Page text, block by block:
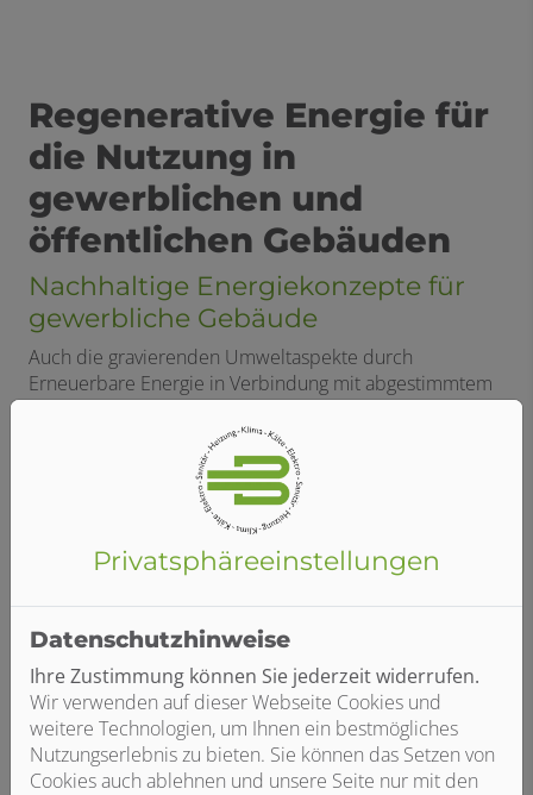
Regenerative Energie für
die Nutzung in
gewerblichen und
öffentlichen Gebäuden
Nachhaltige Energiekonzepte für
gewerbliche Gebäude
Auch die gravierenden Umweltaspekte durch
Erneuerbare Energie in Verbindung mit abgestimmtem
ausschlaggebend sein, um in Ihrem Unternehmen
Photovoltaik, Solarthermie, Wärmepumpen
zu verwenden.
Nicht nur die gesetzlichen Auflagen, bestimmte Teile
des genutzten Energiebedarfs ausRegenerativen
Kommunen zum Investieren bewegen.
Aber der Fakt, dass wenn intelligent investiert wird, zum
Beispiel inindividuelle Energiekonzepte,die
anfallenden Betriebskosten immens fallen können,
sollte die Verantwortlichen zum Umdenken bewegen.
Privatsphäre­einstellungen
Datenschutzhinweise
Ihre Zustimmung können Sie jederzeit widerrufen.
Wir verwenden auf dieser Webseite Cookies und
weitere Technologien, um Ihnen ein bestmögliches
Nutzungserlebnis zu bieten. Sie können das Setzen von
Cookies auch ablehnen und unsere Seite nur mit den